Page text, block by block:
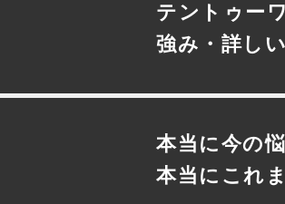
テントゥー
強み・詳し
本当に今の
本当にこれ